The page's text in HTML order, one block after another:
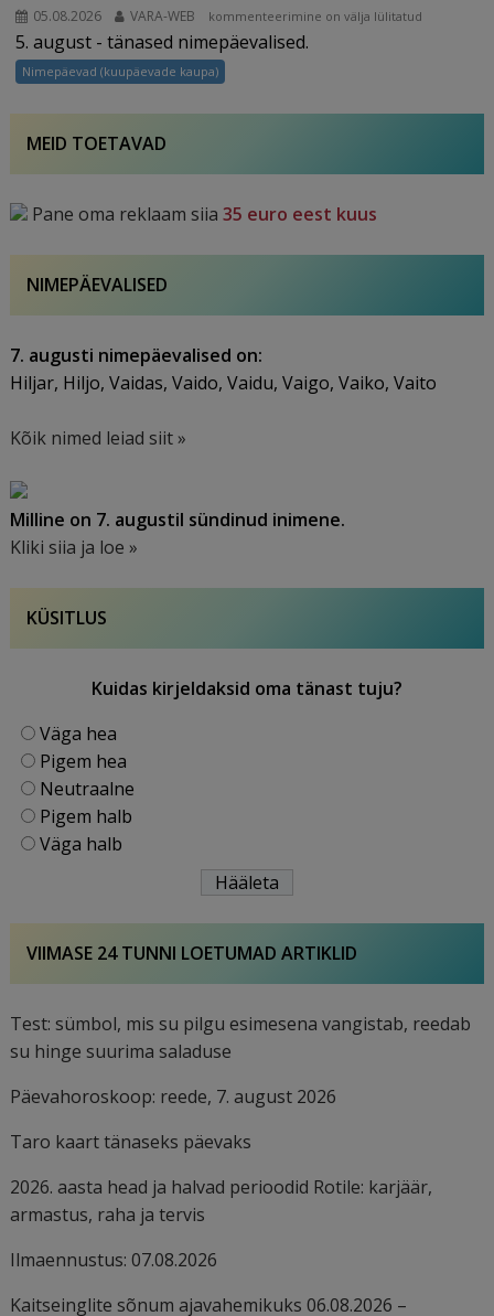
05.08.2026 VARA-WEB
Nimepäev
–
5.
august
kommenteerimine on välja lülitatud
5. august - tänased nimepäevalised.
Nimepäevad (kuupäevade kaupa)
MEID TOETAVAD
Pane oma reklaam siia35 euro eest kuus
NIMEPÄEVALISED
7. augusti nimepäevalised on:
Hiljar, Hiljo, Vaidas, Vaido, Vaidu, Vaigo, Vaiko, Vaito
Kõik nimed leiad siit »
Milline on 7. augustil sündinud inimene.
Kliki siia ja loe »
KÜSITLUS
Kuidas kirjeldaksid oma tänast tuju?
Väga hea
Pigem hea
Neutraalne
Pigem halb
Väga halb
VIIMASE 24 TUNNI LOETUMAD ARTIKLID
Test: sümbol, mis su pilgu esimesena vangistab, reedab
su hinge suurima saladuse
Päevahoroskoop: reede, 7. august 2026
Taro kaart tänaseks päevaks
2026. aasta head ja halvad perioodid Rotile: karjäär,
armastus, raha ja tervis
Ilmaennustus: 07.08.2026
Kaitseinglite sõnum ajavahemikuks 06.08.2026 –